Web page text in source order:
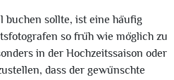
buchen sollte, ist eine häufig
so früh wie möglich zu
in der Hochzeitssaison oder
dass der gewünschte